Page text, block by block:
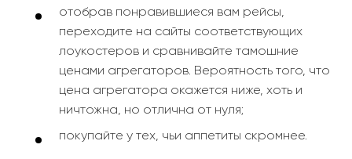
отобрав понравившиеся вам рейсы,
переходите на сайты соответствующих
лоукостеров и сравнивайте тамошние
ценами агрегаторов. Вероятность того, что
цена агрегатора окажется ниже, хоть и
ничтожна, но отлична от нуля;
покупайте у тех, чьи аппетиты скромнее.